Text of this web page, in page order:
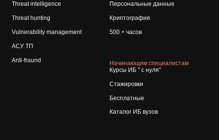
Threat intelligence
Threat hunting
Vulnerability management
АСУ ТП
Anti-fraund
Персональные данные
Криптография
500 + часов
Начинающим специалистам
Курсы ИБ " с нуля"
Стажировки
Бесплатные
Каталог ИБ вузов